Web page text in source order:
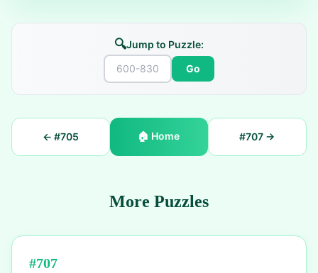
🔍Jump to Puzzle:
Go
← #705 🏠 Home #707 →
More Puzzles
#707